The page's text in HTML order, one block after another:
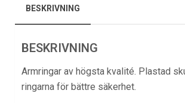
BESKRIVNING
BESKRIVNING
Armringar av högsta kvalité. Plastad
ringarna för bättre säkerhet.